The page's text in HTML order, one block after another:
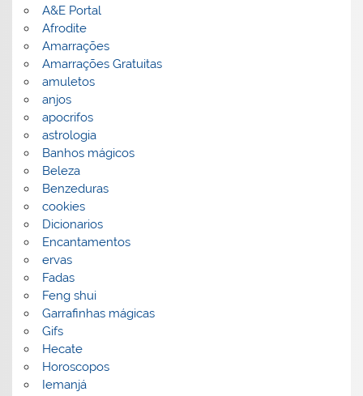
A&E Portal
Afrodite
Amarrações
Amarrações Gratuitas
amuletos
anjos
apocrifos
astrologia
Banhos mágicos
Beleza
Benzeduras
cookies
Dicionarios
Encantamentos
ervas
Fadas
Feng shui
Garrafinhas mágicas
Gifs
Hecate
Horoscopos
Iemanjá